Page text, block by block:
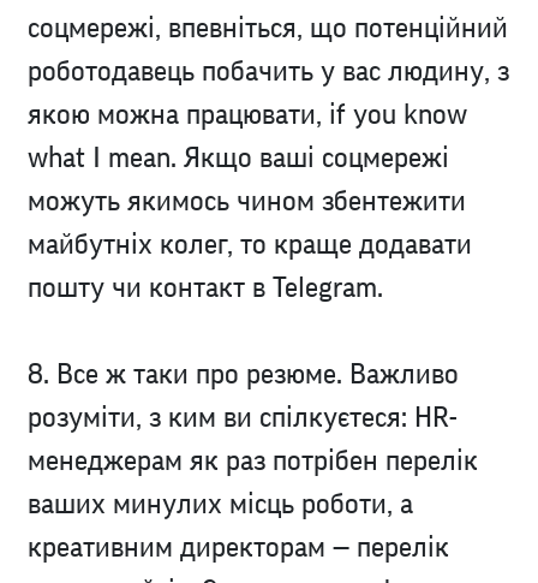
соцмережі, впевніться, що потенційний
роботодавець побачить у вас людину, з
якою можна працювати, if you know
what I mean. Якщо ваші соцмережі
можуть якимось чином збентежити
майбутніх колег, то краще додавати
пошту чи контакт в Telegram.
8. Все ж таки про резюме. Важливо
розуміти, з ким ви спілкуєтеся: HR-
менеджерам як раз потрібен перелік
ваших минулих місць роботи, а
креативним директорам — перелік